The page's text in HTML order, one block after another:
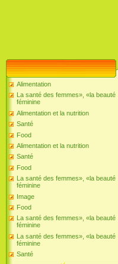
Alimentation
La santé des femmes», «la beauté
féminine
Alimentation et la nutrition
Santé
Food
Alimentation et la nutrition
Santé
Food
La santé des femmes», «la beauté
féminine
Image
Food
La santé des femmes», «la beauté
féminine
La santé des femmes», «la beauté
féminine
Santé